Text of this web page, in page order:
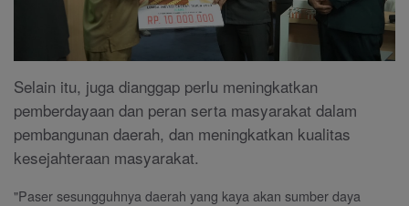
Selain itu, juga dianggap perlu meningkatkan
pemberdayaan dan peran serta masyarakat dalam
pembangunan daerah, dan meningkatkan kualitas
kesejahteraan masyarakat.
"Paser sesungguhnya daerah yang kaya akan sumber daya